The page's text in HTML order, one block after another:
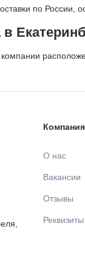
по России,
Компания
О нас
Вакансии
Отзывы
Реквизиты